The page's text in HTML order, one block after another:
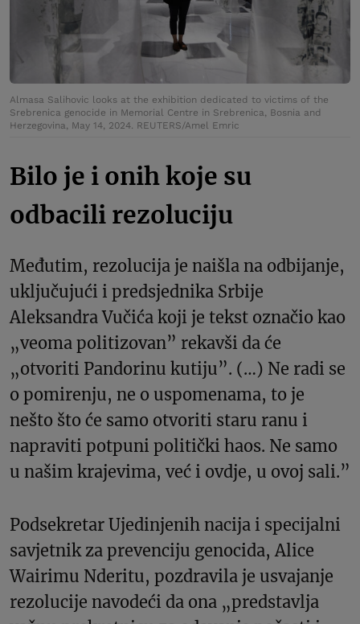
Almasa Salihovic looks at the exhibition dedicated to victims of the
Srebrenica genocide in Memorial Centre in Srebrenica, Bosnia and
Herzegovina, May 14, 2024. REUTERS/Amel Emric
Bilo je i onih koje su
odbacili rezoluciju
Međutim, rezolucija je naišla na odbijanje,
uključujući i predsjednika Srbije
Aleksandra Vučića koji je tekst označio kao
„veoma politizovan” rekavši da će
„otvoriti Pandorinu kutiju”. (…) Ne radi se
o pomirenju, ne o uspomenama, to je
nešto što će samo otvoriti staru ranu i
napraviti potpuni politički haos. Ne samo
u našim krajevima, već i ovdje, u ovoj sali.”
Podsekretar Ujedinjenih nacija i specijalni
savjetnik za prevenciju genocida, Alice
Wairimu Nderitu, pozdravila je usvajanje
rezolucije navodeći da ona „predstavlja